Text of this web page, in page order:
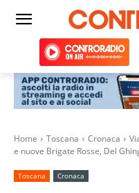
Home Toscana Cronaca
e nuove Brigate Rosse, Del
Toscana Cronaca